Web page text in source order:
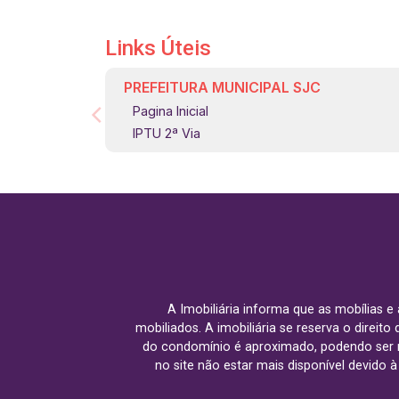
Links Úteis
PREFEITURA MUNICIPAL SJC
Pagina Inicial
IPTU 2ª Via
A Imobiliária informa que as mobílias
mobiliados. A imobiliária se reserva o
do condomínio é aproximado, podendo
no site não estar mais disponível devido